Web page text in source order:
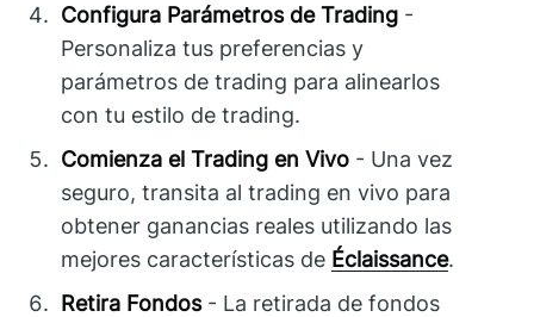
Configura Parámetros de Trading -
Personaliza tus preferencias y
parámetros de trading para alinearlos
con tu estilo de trading.
Comienza el Trading en Vivo - Una vez
seguro, transita al trading en vivo para
obtener ganancias reales utilizando las
mejores características de Éclaissance.
Retira Fondos- La retirada de fondos